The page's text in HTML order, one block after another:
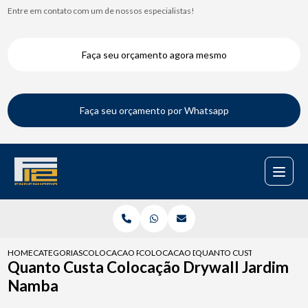
Entre em contato com um de nossos especialistas!
Faça seu orçamento agora mesmo
Faça seu orçamento por Whatsapp
HOMECATEGORIASCOLOCACAO PARA DRYWALLCOLOCACAO DRYWALL TETO
QUANTO CUSTA
Quanto Custa Colocação Drywall Jardim
Namba